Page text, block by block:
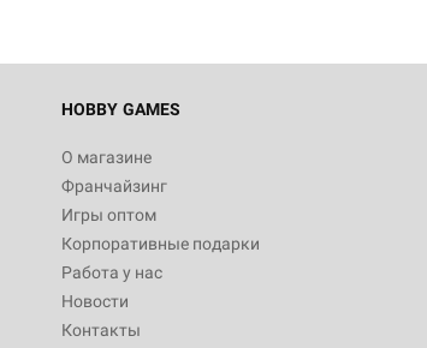
HOBBY GAMES
О магазине
Франчайзинг
Игры оптом
Корпоративные подарки
Работа у нас
Новости
Контакты